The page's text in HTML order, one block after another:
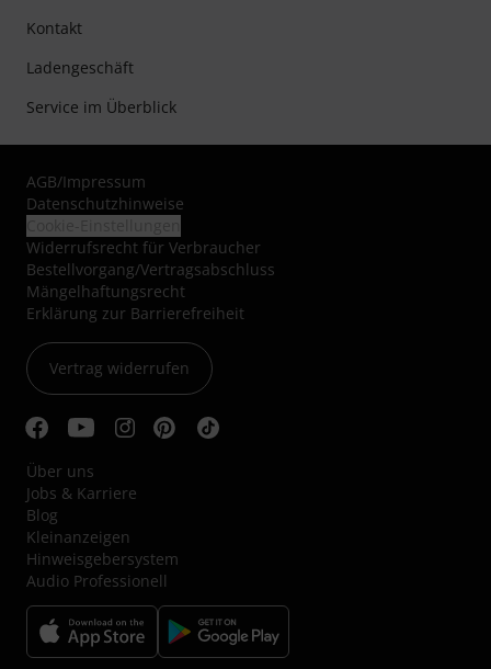
Kontakt
Ladengeschäft
Service im Überblick
AGB/Impressum
Datenschutzhinweise
Widerrufsrecht für Verbraucher
Bestellvorgang/Vertragsabschluss
Mängelhaftungsrecht
Erklärung zur Barrierefreiheit
Vertrag widerrufen
Über uns
Jobs & Karriere
Blog
Kleinanzeigen
Hinweisgebersystem
Audio Professionell